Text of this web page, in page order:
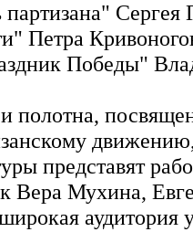
Сергея
Петра
Победы"
полотна,
представят
Вера Мухина,
аудитория